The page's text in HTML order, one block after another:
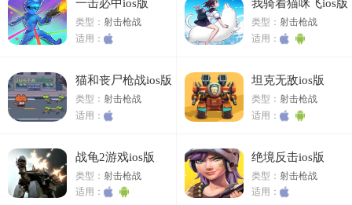
一击必中ios版
类型： 射击枪战
适用：
我骑着猫咪飞ios版
类型： 射击枪战
适用：
猫和丧尸枪战ios版
类型： 射击枪战
适用：
坦克无敌ios版
类型： 射击枪战
适用：
战龟2游戏ios版
类型： 射击枪战
适用：
绝境反击ios版
类型： 射击枪战
适用：